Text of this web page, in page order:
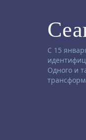
С 15
Одного и